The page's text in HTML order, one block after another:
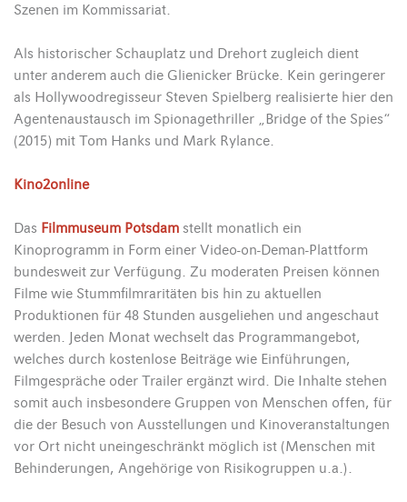
Szenen im Kommissariat.
Als historischer Schauplatz und Drehort zugleich dient
unter anderem auch die Glienicker Brücke. Kein geringerer
als Hollywoodregisseur Steven Spielberg realisierte hier den
Agentenaustausch im Spionagethriller „Bridge of the Spies“
(2015) mit Tom Hanks und Mark Rylance.
Kino2online
Das Filmmuseum Potsdam stellt monatlich ein
Kinoprogramm in Form einer Video-on-Deman-Plattform
bundesweit zur Verfügung. Zu moderaten Preisen können
Filme wie Stummfilmraritäten bis hin zu aktuellen
Produktionen für 48 Stunden ausgeliehen und angeschaut
werden. Jeden Monat wechselt das Programmangebot,
welches durch kostenlose Beiträge wie Einführungen,
Filmgespräche oder Trailer ergänzt wird. Die Inhalte stehen
somit auch insbesondere Gruppen von Menschen offen, für
die der Besuch von Ausstellungen und Kinoveranstaltungen
vor Ort nicht uneingeschränkt möglich ist (Menschen mit
Behinderungen, Angehörige von Risikogruppen u.a.).